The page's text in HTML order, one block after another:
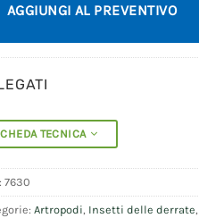
AGGIUNGI AL PREVENTIVO
TECNICA
7630
Artropodi, Insetti delle derrate,